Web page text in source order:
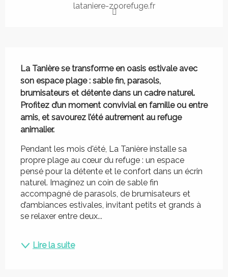
lataniere-zoorefuge.fr
La Tanière se transforme en oasis estivale avec
son espace plage : sable fin, parasols,
brumisateurs et détente dans un cadre naturel.
Profitez d’un moment convivial en famille ou entre
amis, et savourez l’été autrement au refuge
animalier.
Pendant les mois d'été, La Tanière installe sa
propre plage au cœur du refuge : un espace
pensé pour la détente et le confort dans un écrin
naturel. Imaginez un coin de sable fin
accompagné de parasols, de brumisateurs et
d’ambiances estivales, invitant petits et grands à
se relaxer entre deux...
Lire la suite